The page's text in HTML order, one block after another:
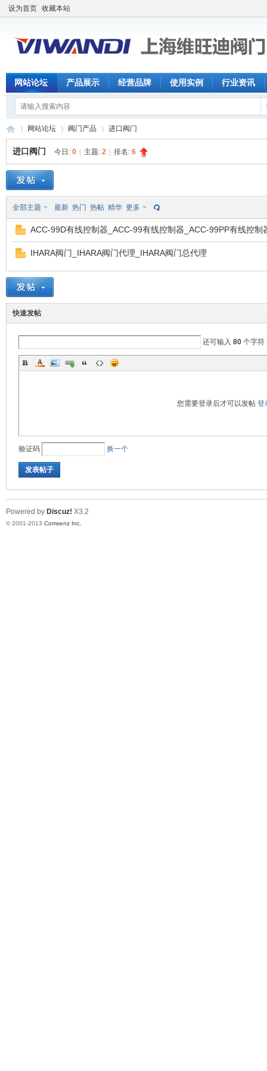
设为首页 收藏本站
网站论坛 产品展示 经营品牌 使用实例 行业资讯
阀
»
网站论坛 阀门产品 进口阀门
进口阀门 今日: 0 主题: 2 排名: 6
全部主题 最新 热门 热帖 精华 更多
ACC-99D有线控制器_ACC-99有线控制器_ACC-99PP有线控制
IHARA阀门_IHARA阀门代理_IHARA阀门总代理
快速发帖
还可输入 80 个字符
您需要登录后才可以发帖 登
验证码 换一个
发表帖子
Powered by Discuz! X3.2
© 2001-2013 Comsenz Inc.